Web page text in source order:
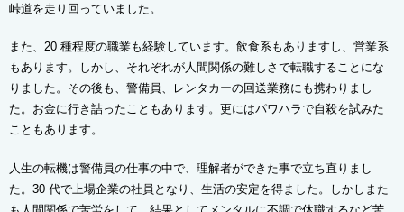
峠道を走り回っていました。
また、20 種程度の職業も経験しています。飲食系もありますし、営業系
もあります。しかし、それぞれが人間関係の難しさで転職することにな
りました。その後も、警備員、レンタカーの回送業務にも携わりまし
た。お金に行き詰ったこともあります。更にはパワハラで自殺を試みた
こともあります。
人生の転機は警備員の仕事の中で、理解者ができた事で立ち直りまし
た。30 代で上場企業の社員となり、生活の安定を得ました。しかしまた